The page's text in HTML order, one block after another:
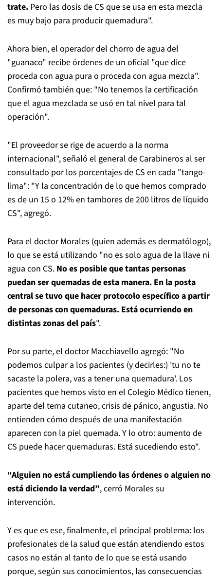
trate. Pero las dosis de CS que se usa en esta mezcla
es muy bajo para producir quemadura".
Ahora bien, el operador del chorro de agua del
"guanaco" recibe órdenes de un oficial "que dice
proceda con agua pura o proceda con agua mezcla".
Confirmó también que: "No tenemos la certificación
que el agua mezclada se usó en tal nivel para tal
operación".
"El proveedor se rige de acuerdo a la norma
internacional", señaló el general de Carabineros al ser
consultado por los porcentajes de CS en cada "tango-
lima": "Y la concentración de lo que hemos comprado
es de un 15 o 12% en tambores de 200 litros de líquido
CS", agregó.
Para el doctor Morales (quien además es dermatólogo),
lo que se está utilizando "no es solo agua de la llave ni
agua con CS. No es posible que tantas personas
puedan ser quemadas de esta manera. En la posta
central se tuvo que hacer protocolo específico a partir
de personas con quemaduras. Está ocurriendo en
distintas zonas del país".
Por su parte, el doctor Macchiavello agregó: "No
podemos culpar a los pacientes (y decirles:) 'tu no te
sacaste la polera, vas a tener una quemadura'. Los
pacientes que hemos visto en el Colegio Médico tienen,
aparte del tema cutaneo, crisis de pánico, angustia. No
entienden cómo después de una manifestación
aparecen con la piel quemada. Y lo otro: aumento de
CS puede hacer quemaduras. Está sucediendo esto".
“Alguien no está cumpliendo las órdenes o alguien no
está diciendo la verdad”, cerró Morales su
intervención.
Y es que es ese, finalmente, el principal problema: los
profesionales de la salud que están atendiendo estos
casos no están al tanto de lo que se está usando
porque, según sus conocimientos, las consecuencias